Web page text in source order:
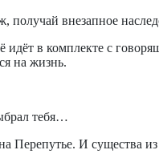
получай внезапное
идёт в комплекте с
на жизнь.
тебя…
Перепутье. И существа